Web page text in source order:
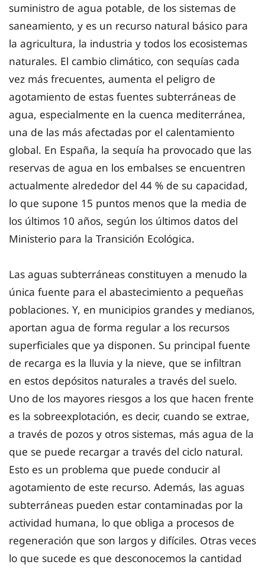
suministro de agua potable, de los sistemas de
saneamiento, y es un recurso natural básico para
la agricultura, la industria y todos los ecosistemas
naturales. El cambio climático, con sequías cada
vez más frecuentes, aumenta el peligro de
agotamiento de estas fuentes subterráneas de
agua, especialmente en la cuenca mediterránea,
una de las más afectadas por el calentamiento
global. En España, la sequía ha provocado que las
reservas de agua en los embalses se encuentren
actualmente alrededor del 44 % de su capacidad,
lo que supone 15 puntos menos que la media de
los últimos 10 años, según los últimos datos del
Ministerio para la Transición Ecológica.
Las aguas subterráneas constituyen a menudo la
única fuente para el abastecimiento a pequeñas
poblaciones. Y, en municipios grandes y medianos,
aportan agua de forma regular a los recursos
superficiales que ya disponen. Su principal fuente
de recarga es la lluvia y la nieve, que se infiltran
en estos depósitos naturales a través del suelo.
Uno de los mayores riesgos a los que hacen frente
es la sobreexplotación, es decir, cuando se extrae,
a través de pozos y otros sistemas, más agua de la
que se puede recargar a través del ciclo natural.
Esto es un problema que puede conducir al
agotamiento de este recurso. Además, las aguas
subterráneas pueden estar contaminadas por la
actividad humana, lo que obliga a procesos de
regeneración que son largos y difíciles. Otras veces
lo que sucede es que desconocemos la cantidad